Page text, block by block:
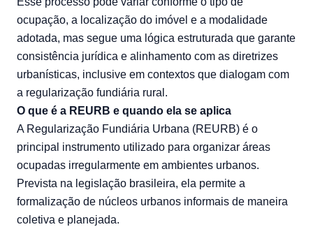
ocupação, a localização do imóvel e a modalidade
adotada, mas segue uma lógica estruturada que garante
consistência jurídica e alinhamento com as diretrizes
urbanísticas, inclusive em contextos que dialogam com
a regularização fundiária rural.
O que é a REURB e quando ela se aplica
A Regularização Fundiária Urbana (REURB) é o
principal instrumento utilizado para organizar áreas
ocupadas irregularmente em ambientes urbanos.
Prevista na legislação brasileira, ela permite a
formalização de núcleos urbanos informais de maneira
coletiva e planejada.